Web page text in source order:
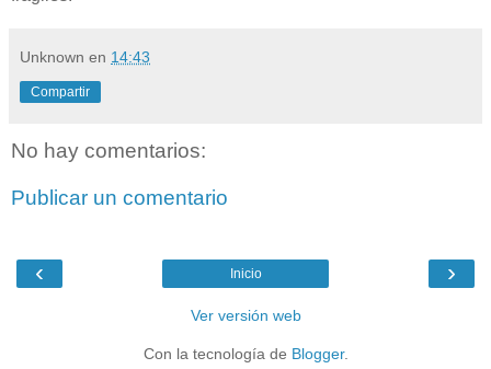
Unknown en 14:43
Compartir
No hay comentarios:
Publicar un comentario
‹ ›
Inicio
Ver versión web
Con la tecnología de Blogger.